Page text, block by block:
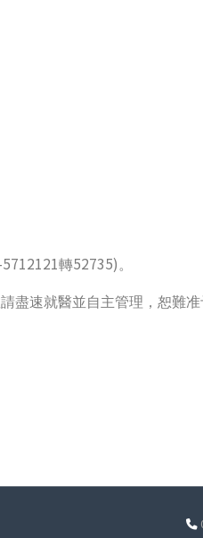
轉52735) 。
盡速就醫並自主管理，恕難准